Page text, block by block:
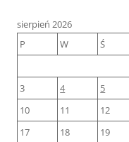
sierpień 2026
P
W Ś
3
4 5
10
11 12
17
18 19